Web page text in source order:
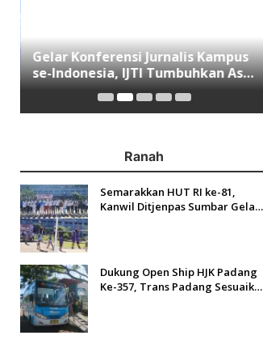
Gelar Konferensi Jurnalis Kampus
se-Indonesia, IJTI Tumbuhkan Asa
di Kalangan Jurnalis Muda di Era
Disruspi Digital
Ranah
Semarakkan HUT RI ke-81,
Kanwil Ditjenpas Sumbar Gelar
Dukung Open Ship HJK Padang
Ke-357, Trans Padang Sesuaikan